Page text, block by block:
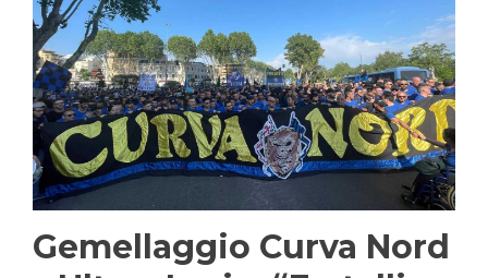
Gemellaggio Curva Nord